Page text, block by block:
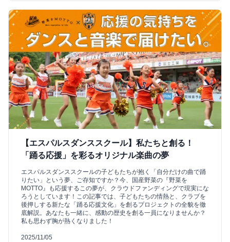
【エスパルスダンススクール】私たちと創る！
「踊る応援」を彩るオリジナル楽曲の夢
エスパルスダンススクールの子どもたちが抱く「自分だけの曲で踊
りたい」という夢、ご存知ですか？今、国産野菜の『野菜を
MOTTO』も応援するこの夢が、クラウドファンディングで現実にな
ろうとしています！この記事では、子どもたちの情熱と、クラブを
後押しする新たな「踊る応援文化」を創るプロジェクトの全貌を徹
底解説。あなたも一緒に、感動の歴史を創る一員になりませんか？
私も思わず胸が熱くなりました！
2025/11/05